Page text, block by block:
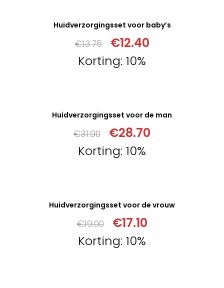
Niet op voorraad
Huidverzorgingsset voor baby’s
€13.75 €12.40
Korting: 10%
Niet op voorraad
Huidverzorgingsset voor de man
€31.90 €28.70
Korting: 10%
Niet op voorraad
Huidverzorgingsset voor de vrouw
€19.00 €17.10
Korting: 10%